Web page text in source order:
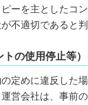
ーを主としたコ
不適切であると
の使用停止等）
定めに違反した
営会社は、事前